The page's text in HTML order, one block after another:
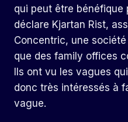
qui peut être bénéfique
déclare Kjartan Rist,
Concentric, une
que des family offices
Ils ont vu les vagues
donc très intéressés à
vague.